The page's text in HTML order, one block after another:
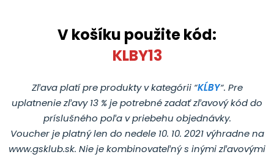
V košíku použite kód:
KLBY13
Zľava platí pre produkty v kategórii “KĹBY“. Pre
uplatnenie zľavy 13 % je potrebné zadať zľavový kód do
príslušného poľa v priebehu objednávky.
Voucher je platný len do nedele 10. 10. 2021 výhradne na
www.gsklub.sk. Nie je kombinovateľný s inými zľavovými